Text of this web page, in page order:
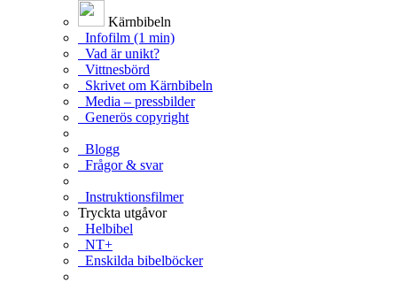
Kärnbibeln
Infofilm (1 min)
Vad är unikt?
Vittnesbörd
Skrivet om Kärnbibeln
Media – pressbilder
Generös copyright
Blogg
Frågor & svar
Instruktionsfilmer
Tryckta utgåvor
Helbibel
NT+
Enskilda bibelböcker